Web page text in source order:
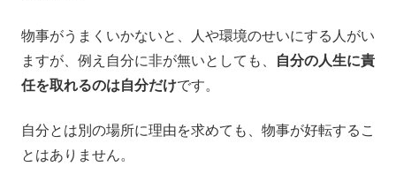
物事がうまくいかないと、人や環境のせいにする人がい
ますが、例え自分に非が無いとしても、
自分の人生に責
任を取れるのは自分だけです。
自分とは別の場所に理由を求めても、物事が好転するこ
とはありません。